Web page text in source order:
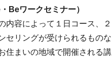
・Beワークセミナー）
内容によって１日コース、
セリングが受けられるもの
住まいの地域で開催される